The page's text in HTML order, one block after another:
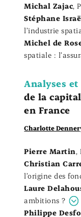
Michal Zajac,
Stéphane
l’industrie
Michel de
spatiale :
Analyses et
de la
en France
Charlotte
Pierre Martin,
Christian
l’origine des
Laure
ambitions ?
Philippe